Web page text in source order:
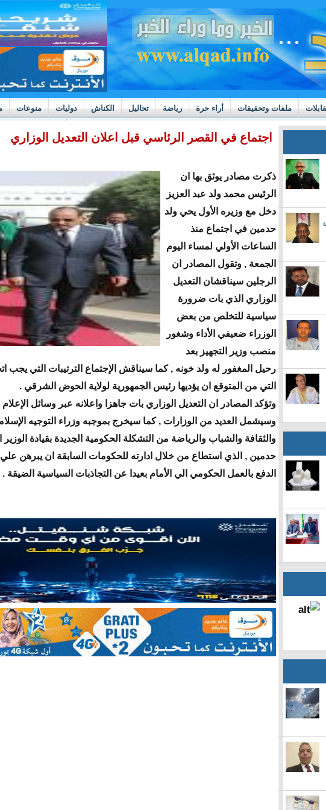
ملفات وتحقيقات أراء حرة رياضة تحاليل الكناش دوليات منوعات
https://m.youtube.com/
اجتماع في القصر الرئاسي قبل اعلان التعديل الوزاري
ذكرت مصادر يوثق بها ان
الرئيس محمد ولد عبد العزيز
دخل مع وزيره الأول يحي ولد
حدمين في اجتماع منذ
الساعات الأولي لمساء اليوم
الجمعة , وتقول المصادر ان
الرجلين سيناقشان التعديل
الوزاري الذي بات ضرورة
سياسية للتخلص من بعض
الوزراء ضعيفي الأداء وشغور
منصب وزير التجهيز بعد
رحيل المغفور له ولد خونه , كما سيناقش الإجتماع الترتيبات التي يجب
التي من المتوقع ان يؤديها رئيس الجمهورية لولاية الحوض الشرقي .
وتؤكد المصادر ان التعديل الوزاري بات جاهزا واعلانه عبر وسائل
وسيشمل العديد من الوزارات , كما سيخرج بموجبه وزراء التوجيه
والثقافة والشباب والرياضة من التشكلة الحكومية الجديدة بقيادة
حدمين , الذي استطاع من خلال ادارته للحكومات السابقة ان يبرهن
الدفع بالعمل الحكومي الي الأمام بعيدا عن التجاذبات السياسية الضيقة .